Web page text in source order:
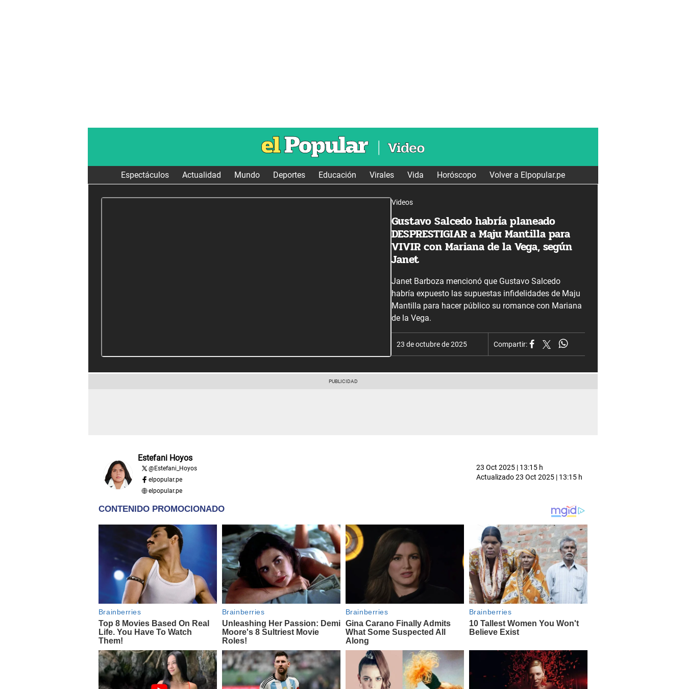
Espectáculos Actualidad Mundo Deportes Educación Virales Vida Horóscopo Volver a Elpopular.pe
Videos
Gustavo Salcedo habría planeado
DESPRESTIGIAR a Maju Mantilla para
VIVIR con Mariana de la Vega, según
Janet
Janet Barboza mencionó que Gustavo Salcedo
habría expuesto las supuestas infidelidades de Maju
Mantilla para hacer público su romance con Mariana
de la Vega.
23 de octubre de 2025 Compartir:
Estefani Hoyos
@Estefani_Hoyos
elpopular.pe
elpopular.pe
23 Oct 2025 | 13:15 h
Actualizado23 Oct 2025 | 13:15 h